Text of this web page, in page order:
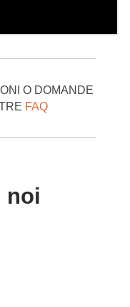
O DOMANDE
FAQ
noi